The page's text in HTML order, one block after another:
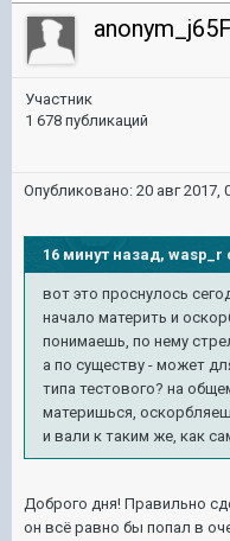
Участник
1 678 публикаций
Опубликовано: 20 авг 2017,
16 минут назад, wasp_r
вот это проснулось
начало материть и
понимаешь, по нему
а по существу - может
типа тестового? на
материшься,
и вали к таким же, как
Доброго дня! Правильно
он всё равно бы попал в